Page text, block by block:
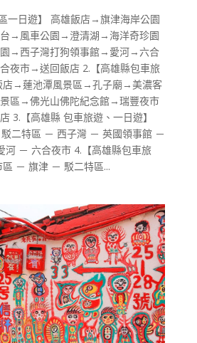
一日遊】 高雄飯店→旗津海岸公園
→風車公園→澄清湖→海洋奇珍園
→西子灣打狗領事館→愛河→六合
夜市→送回飯店 2.【高雄縣包車旅
店→蓮池潭風景區→孔子廟→美濃客
區→佛光山佛陀紀念館→瑞豐夜市
3.【高雄縣 包車旅遊、一日遊】
二特區 － 西子灣 － 英國領事館 －
河 － 六合夜市 4.【高雄縣包車旅
－ 旗津 － 駁二特區...